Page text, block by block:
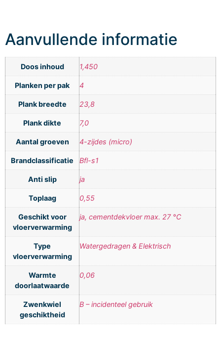
Aanvullende informatie
Doos inhoud 1,450
Planken per pak 4
Plank breedte 23,8
Plank dikte 7,0
Aantal groeven 4-zijdes (micro)
Brandclassificatie Bfl-s1
Anti slip ja
Toplaag 0,55
Geschikt voor
vloerverwarming
ja, cementdekvloer max. 27 °C
Type
vloerverwarming
Watergedragen & Elektrisch
Warmte
doorlaatwaarde
0,06
Zwenkwiel
geschiktheid
B – incidenteel gebruik